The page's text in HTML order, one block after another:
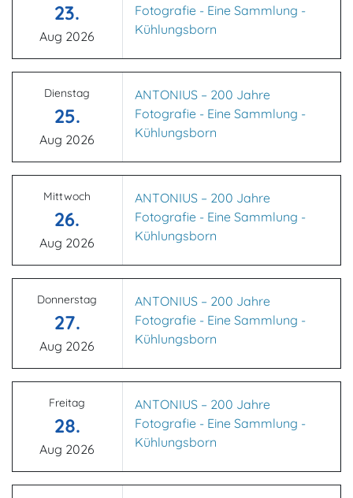
23.
Aug 2026
Fotografie - Eine Sammlung -
Kühlungsborn
Dienstag
25.
Aug 2026
ANTONIUS – 200 Jahre
Fotografie - Eine Sammlung -
Kühlungsborn
Mittwoch
26.
Aug 2026
ANTONIUS – 200 Jahre
Fotografie - Eine Sammlung -
Kühlungsborn
Donnerstag
27.
Aug 2026
ANTONIUS – 200 Jahre
Fotografie - Eine Sammlung -
Kühlungsborn
Freitag
28.
Aug 2026
ANTONIUS – 200 Jahre
Fotografie - Eine Sammlung -
Kühlungsborn